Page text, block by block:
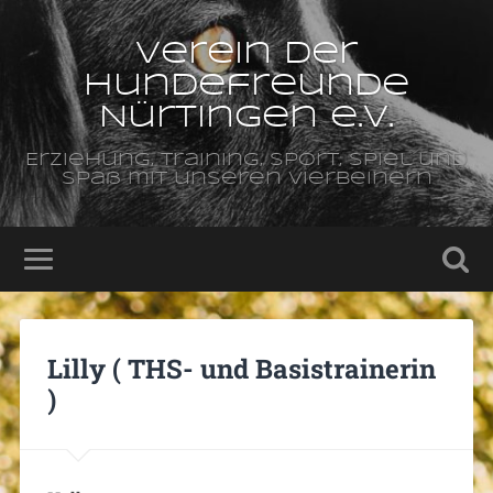
Verein der
Hundefreunde
Nürtingen e.V.
Erziehung, Training, Sport, Spiel und
Spaß mit unseren Vierbeinern
Lilly ( THS- und Basistrainerin
)